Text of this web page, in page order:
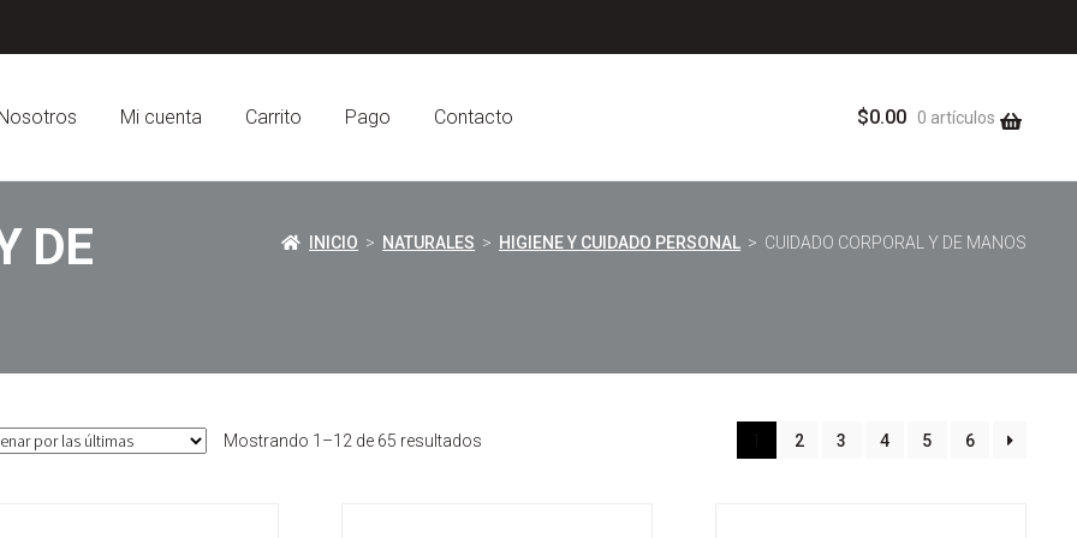
Mi cuenta Carrito Pago Contacto $0.00 0 artículos
INICIO > NATURALES > HIGIENE Y CUIDADO PERSONAL > CUIDADO CORPORAL Y DE MANOS
DE
Mostrando 1–12 de 65 resultados 2 3 4 5 6